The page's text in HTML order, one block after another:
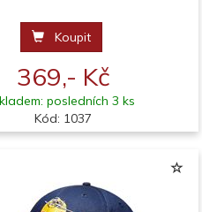
Koupit
369,- Kč
posledních 3 ks
Kód: 1037